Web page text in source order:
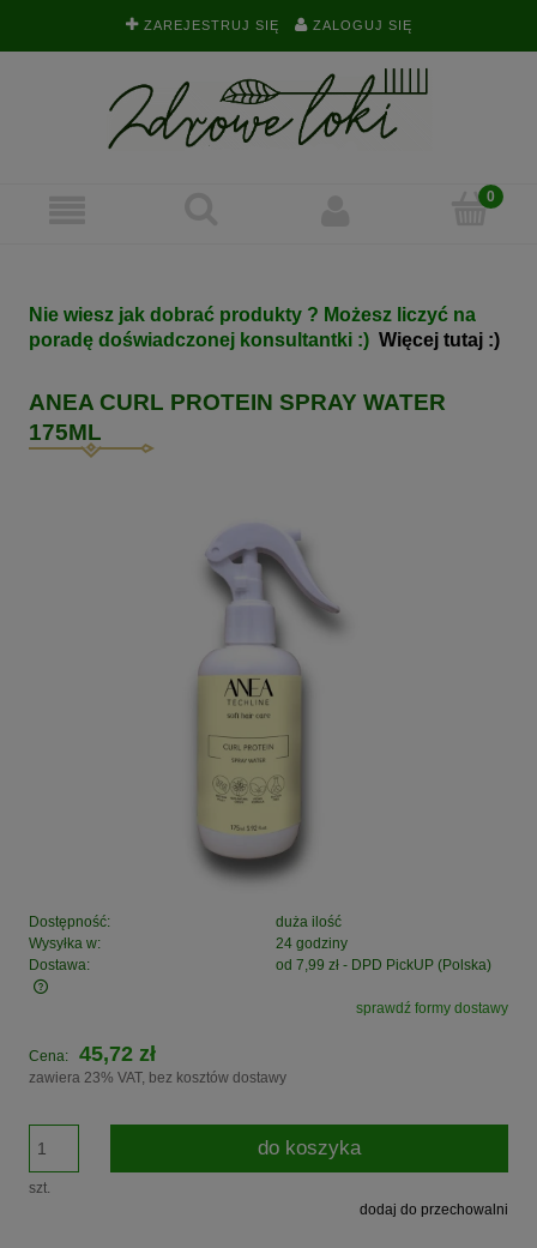
ZAREJESTRUJ SIĘ ZALOGUJ SIĘ
Nie wiesz jak dobrać produkty ? Możesz liczyć na
poradę doświadczonej konsultantki :) Więcej tutaj :)
ANEA CURL PROTEIN SPRAY WATER
175ML
Dostępność:
duża ilość
Wysyłka w:
24 godziny
Dostawa:
od 7,99 zł - DPD PickUP (Polska)
Cena nie zawiera ewentualnych kosztów płatnościsprawdź formy dostawy
Cena: 45,72 zł
zawiera 23% VAT, bez kosztów dostawy
szt.
do koszyka
dodaj do przechowalni